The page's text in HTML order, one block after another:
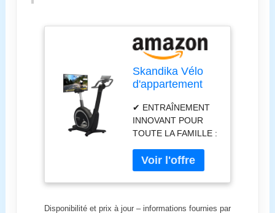
Skandika Vélo
d'appartement
Réglages auto.
guidon et hauteur
de selle,
compatible apps,
résistance EMS,
max. 135 kg &
190 cm, écran
✔ ENTRAÎNEMENT
INNOVANT POUR
TOUTE LA FAMILLE :
Skandika Abisko,
techniquement
innovant, s'adapte
son utilisateur. Avec
Disponibilité et prix à jour – informations fournies par